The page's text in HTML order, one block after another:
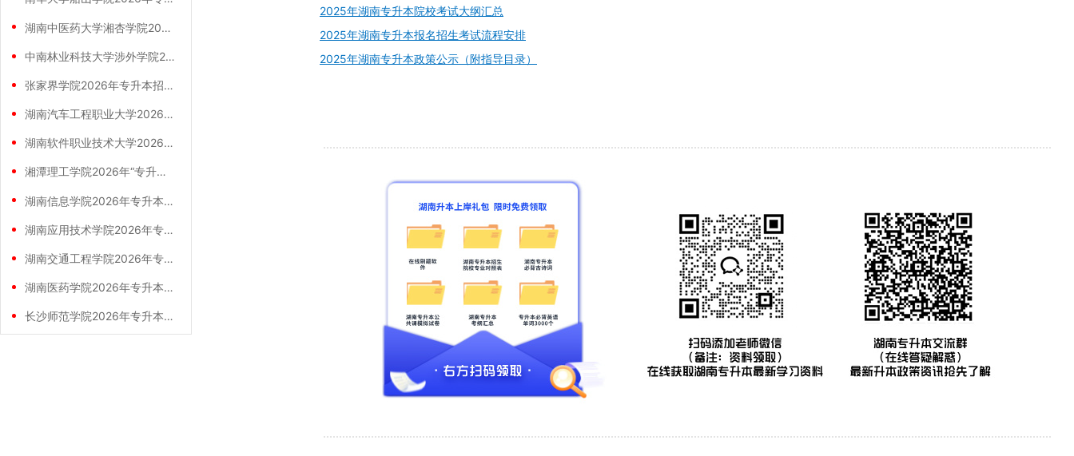
湖南中医药大学湘杏学院2026年专升本招
中南林业科技大学涉外学院2026年专升本
张家界学院2026年专升本招生计划正式公
湖南汽车工程职业大学2026年专升本招生
湖南软件职业技术大学2026年专升本招生
湘潭理工学院2026年“专升本”招生计划
湖南信息学院2026年专升本招生计划正式
湖南应用技术学院2026年专升本招生计划
湖南交通工程学院2026年专升本招生计划
湖南医药学院2026年专升本招生计划正式
长沙师范学院2026年专升本招生计划正式
2025年湖南专升本院校考试大纲汇总
2025年湖南专升本报名招生考试流程安排
2025年湖南专升本政策公示（附指导目录）